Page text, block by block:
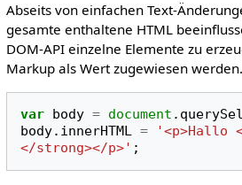
Abseits von einfachen Text-
gesamte enthaltene HTML
DOM-API einzelne Elemente zu
Markup als Wert zugewiesen werden.
var body = document .
body. innerHTML =
'<p>Hallo
</strong></p>' ;